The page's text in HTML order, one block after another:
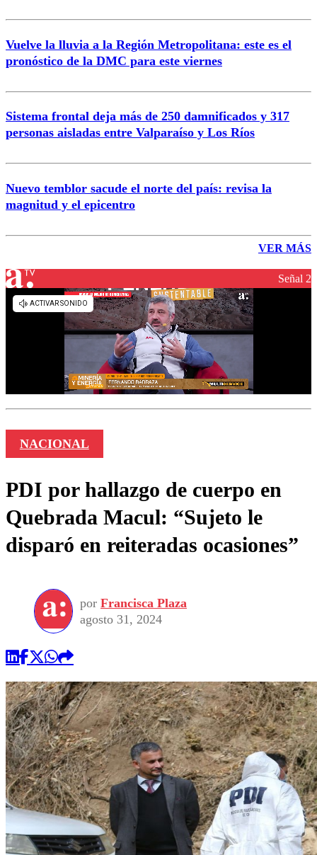
Vuelve la lluvia a la Región Metropolitana: este es el
pronóstico de la DMC para este viernes
Sistema frontal deja más de 250 damnificados y 317
personas aisladas entre Valparaíso y Los Ríos
Nuevo temblor sacude el norte del país: revisa la
magnitud y el epicentro
VER MÁS
Señal 2
NACIONAL
PDI por hallazgo de cuerpo en
Quebrada Macul: “Sujeto le
disparó en reiteradas ocasiones”
por Francisca Plaza
agosto 31, 2024